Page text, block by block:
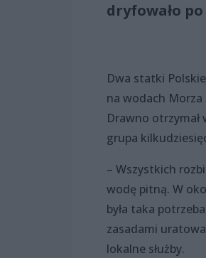
dryfowało
Dwa statki
na wodach
Drawno
grupa
– Wszystkich
wodę pitną. W
była taka
zasadami
lokalne służby.